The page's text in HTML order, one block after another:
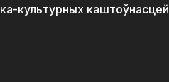
культурных каштоўнасцей